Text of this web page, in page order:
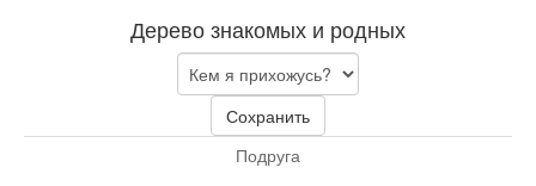
Дерево знакомых и родных
Сохранить
Подруга